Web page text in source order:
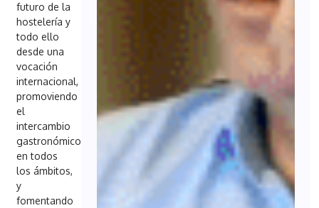
futuro de la
hostelería y
todo ello
desde una
vocación
internacional,
promoviendo
el
intercambio
gastronómico
en todos
los ámbitos,
y
fomentando